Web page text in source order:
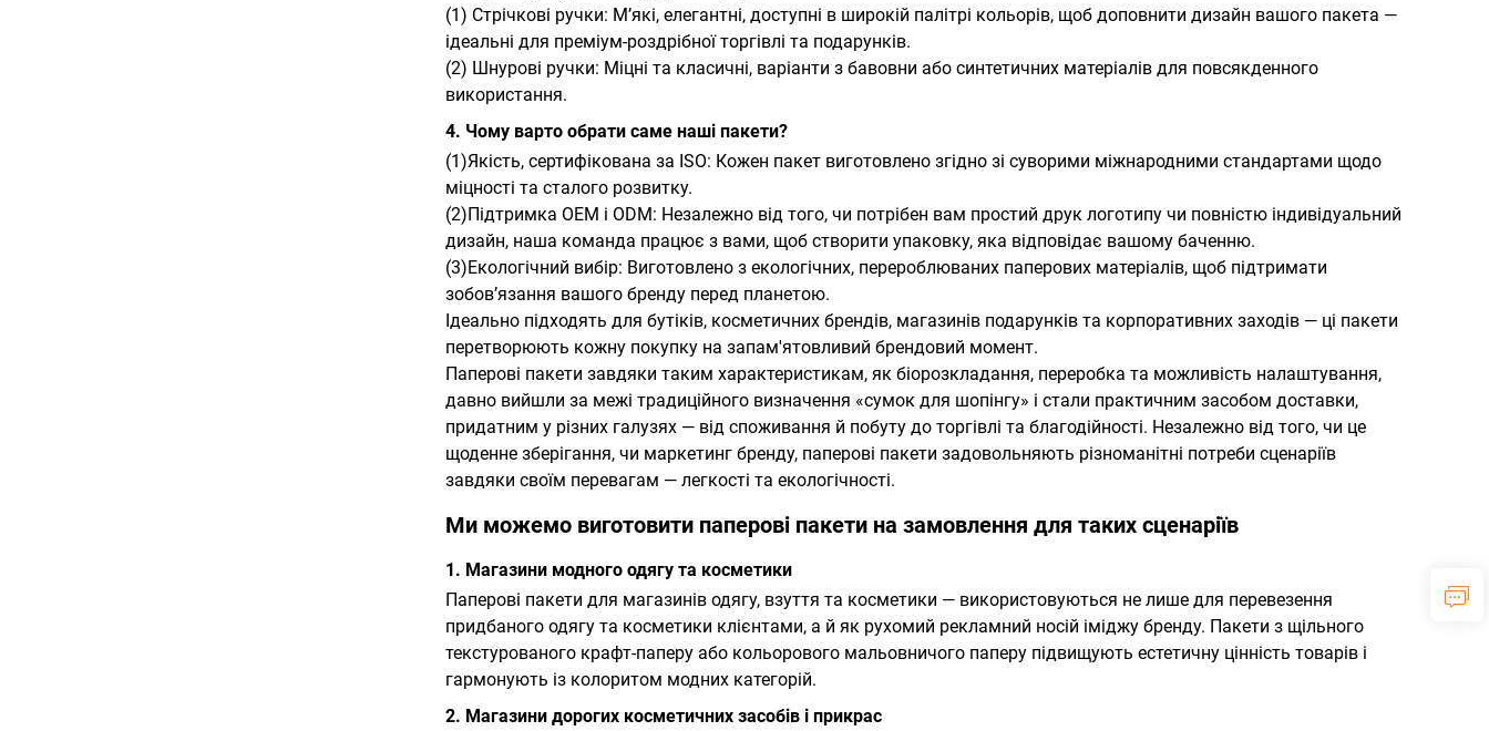
(1) Стрічкові ручки: М’які, елегантні, доступні в широкій палітрі кольорів, щоб доповнити дизайн вашого пакета —
ідеальні для преміум-роздрібної торгівлі та подарунків.
(2) Шнурові ручки: Міцні та класичні, варіанти з бавовни або синтетичних матеріалів для повсякденного
використання.
4. Чому варто обрати саме наші пакети?
(1)Якість, сертифікована за ISO: Кожен пакет виготовлено згідно зі суворими міжнародними стандартами щодо
міцності та сталого розвитку.
(2)Підтримка OEM і ODM: Незалежно від того, чи потрібен вам простий друк логотипу чи повністю індивідуальний
дизайн, наша команда працює з вами, щоб створити упаковку, яка відповідає вашому баченню.
(3)Екологічний вибір: Виготовлено з екологічних, перероблюваних паперових матеріалів, щоб підтримати
зобов’язання вашого бренду перед планетою.
Ідеально підходять для бутіків, косметичних брендів, магазинів подарунків та корпоративних заходів — ці пакети
перетворюють кожну покупку на запам'ятовливий брендовий момент.
Паперові пакети завдяки таким характеристикам, як біорозкладання, переробка та можливість налаштування,
давно вийшли за межі традиційного визначення «сумок для шопінгу» і стали практичним засобом доставки,
придатним у різних галузях — від споживання й побуту до торгівлі та благодійності. Незалежно від того, чи це
щоденне зберігання, чи маркетинг бренду, паперові пакети задовольняють різноманітні потреби сценаріїв
завдяки своїм перевагам — легкості та екологічності.
Ми можемо виготовити паперові пакети на замовлення для таких сценаріїв
1. Магазини модного одягу та косметики
Паперові пакети для магазинів одягу, взуття та косметики — використовуються не лише для перевезення
придбаного одягу та косметики клієнтами, а й як рухомий рекламний носій іміджу бренду. Пакети з щільного
текстурованого крафт-паперу або кольорового мальовничого паперу підвищують естетичну цінність товарів і
гармонують із колоритом модних категорій.
2. Магазини дорогих косметичних засобів і прикрас